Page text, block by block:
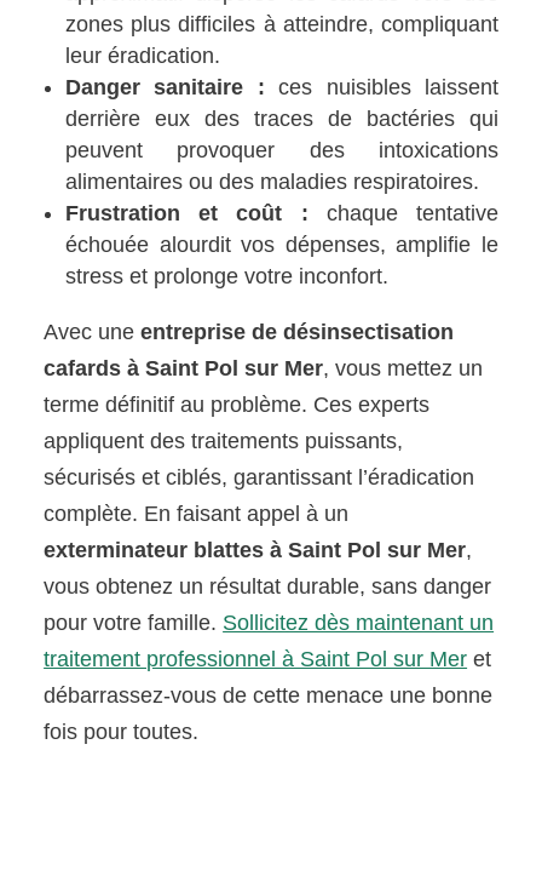
zones plus difficiles à atteindre, compliquant
leur éradication.
Danger sanitaire : ces nuisibles laissent
derrière eux des traces de bactéries qui
peuvent provoquer des intoxications
alimentaires ou des maladies respiratoires.
Frustration et coût : chaque tentative
échouée alourdit vos dépenses, amplifie le
stress et prolonge votre inconfort.
Avec uneentreprise de désinsectisation
cafards à Saint Pol sur Mer, vous mettez un
terme définitif au problème. Ces experts
appliquent des traitements puissants,
sécurisés et ciblés, garantissant l’éradication
complète. En faisant appel à un
exterminateur blattes à Saint Pol sur Mer,
vous obtenez un résultat durable, sans danger
pour votre famille. Sollicitez dès maintenant un
traitement professionnel à Saint Pol sur Mer et
débarrassez-vous de cette menace une bonne
fois pour toutes.